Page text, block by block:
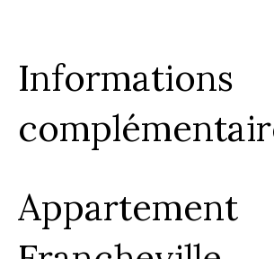
Informations